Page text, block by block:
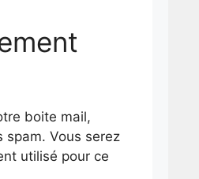
boite mail,
Vous serez
utilisé pour ce